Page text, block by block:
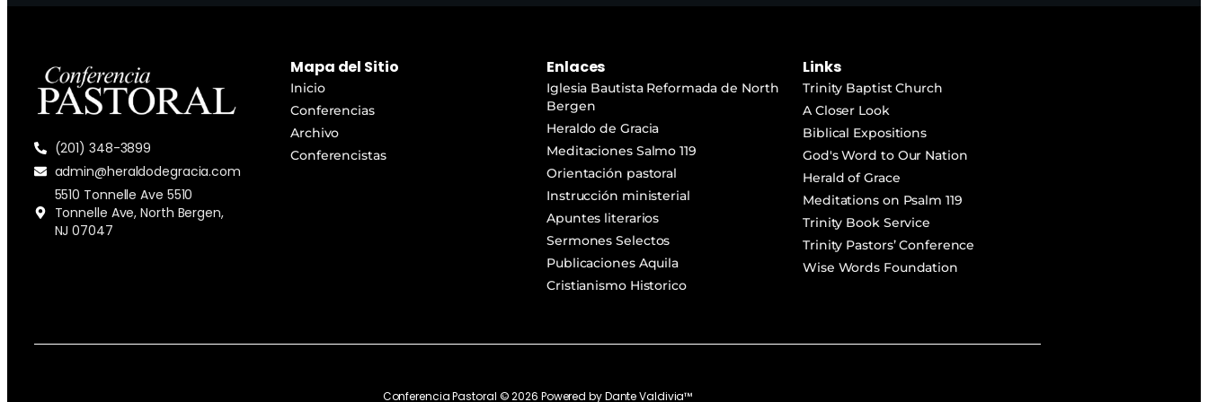
(201) 348-3899
admin@heraldodegracia.com
5510 Tonnelle Ave 5510
Tonnelle Ave, North Bergen,
NJ 07047
Mapa del Sitio
Inicio
Conferencias
Archivo
Conferencistas
Enlaces
Iglesia Bautista Reformada de North
Bergen
Heraldo de Gracia
Meditaciones Salmo 119
Orientación pastoral
Instrucción ministerial
Apuntes literarios
Sermones Selectos
Publicaciones Aquila
Cristianismo Historico
Links
Trinity Baptist Church
A Closer Look
Biblical Expositions
God's Word to Our Nation
Herald of Grace
Meditations on Psalm 119
Trinity Book Service
Trinity Pastors’ Conference
Wise Words Foundation
Conferencia Pastoral ©2026 Powered byDante Valdivia™